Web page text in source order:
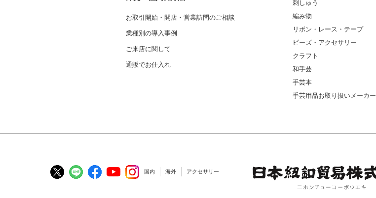
お取引開始・開店・営業訪問のご相談
業種別の導入事例
ご来店に関して
通販でお仕入れ
刺しゅう
編み物
リボン・レース・テープ
ビーズ・アクセサリー
クラフト
和手芸
手芸本
手芸用品お取り扱いメーカー
国内 海外 アクセサリー